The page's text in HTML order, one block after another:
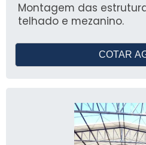
Montagem das
telhado e mezanino.
COTAR